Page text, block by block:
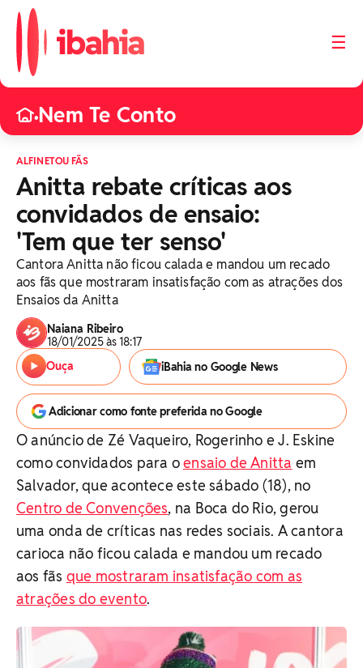
☰
•Nem Te Conto
ALFINETOU FÃS
Anitta rebate críticas aos
convidados de ensaio:
'Tem que ter senso'
Cantora Anitta não ficou calada e mandou um recado
aos fãs que mostraram insatisfação com as atrações dos
Ensaios da Anitta
Naiana Ribeiro
18/01/2025 às 18:17
Ouça
iBahia no Google News
Adicionar como fonte preferida no Google
O anúncio de Zé Vaqueiro, Rogerinho e J. Eskine
como convidados para oensaio de Anitta em
Salvador, que acontece este sábado (18), no
Centro de Convenções, na Boca do Rio, gerou
uma onda de críticas nas redes sociais. A cantora
carioca não ficou calada e mandou um recado
aos fãs que mostraram insatisfação com as
atrações do evento.